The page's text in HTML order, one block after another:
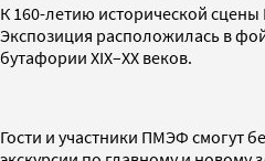
К 160-летию исторической
Экспозиция расположилась в
бутафории XIX–XX веков.
Гости и участники ПМЭФ смогут